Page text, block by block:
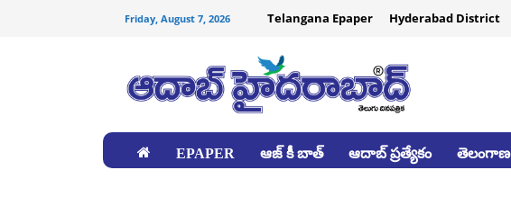
Friday, August 7, 2026 Telangana Epaper Hyderabad District
EPAPER ఆజ్ కీ బాత్ ఆదాబ్ ప్రత్యేకం తెలంగాణ